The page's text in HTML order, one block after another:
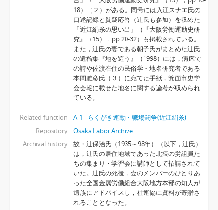
18）（２）がある。同号には入江スナエ氏の
口述記録と質疑応答（辻氏も参加）を収めた
「近江絹糸の思い出」（『大阪労働運動史研
究』（15），pp.20-32）も掲載されている。
また，辻氏の妻である朝子氏がまとめた辻氏
の遺稿集『地を這う』（1998）には，病床で
の詩や佐渡在住の民俗学・地名研究者である
本間雅彦氏（３）に宛てた手紙，箕面市史学
会会報に載せた地名に関する論考が収められ
ている。
Related function
A-1 - らくがき運動・職場闘争(近江絹糸)
Repository
Osaka Labor Archive
Archival history
故・辻保治氏（1935～98年）（以下，辻氏）
は，辻氏の居住地域であった北摂の労組員た
ちの集まり・学習会に講師として招請されて
いた。辻氏の死後，会のメンバーのひとりあ
った全国金属労働組合大阪地方本部の知人が
遺族にアドバイスし，社運協に資料が寄贈さ
れることとなった。